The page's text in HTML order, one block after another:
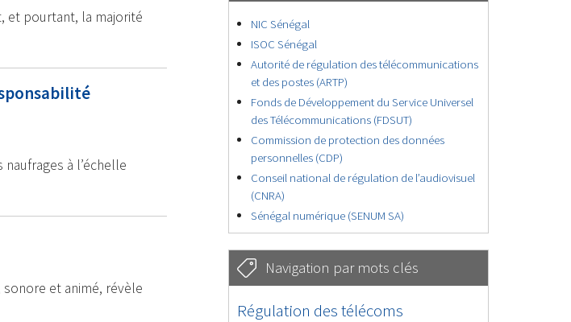
et pourtant, la majorité
à l’échelle
sonore et animé, révèle
NIC Sénégal
ISOC Sénégal
Autorité de régulation des télécommunications
et des postes (ARTP)
Fonds de Développement du Service Universel
des Télécommunications (FDSUT)
Commission de protection des données
personnelles (CDP)
Conseil national de régulation de l’audiovisuel
(CNRA)
Sénégal numérique (SENUM SA)
Navigation par mots clés
4620/5526
Régulation des télécoms
353/5526